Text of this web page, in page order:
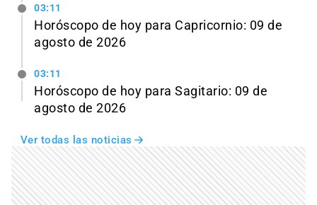
03:11
Horóscopo de hoy para Capricornio: 09 de
agosto de 2026
03:11
Horóscopo de hoy para Sagitario: 09 de
agosto de 2026
Ver todas las noticias